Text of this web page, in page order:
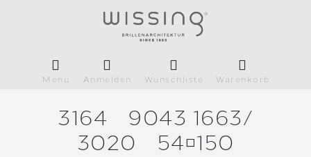
Menü Anmelden Wunschliste Warenkorb
3164
9043 1663/
3020
54150